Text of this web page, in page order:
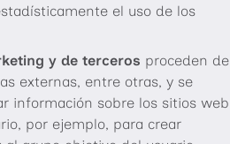
el uso de los
y de terceros proceden de
externas, entre otras, y se
información sobre los sitios web
por ejemplo, para crear